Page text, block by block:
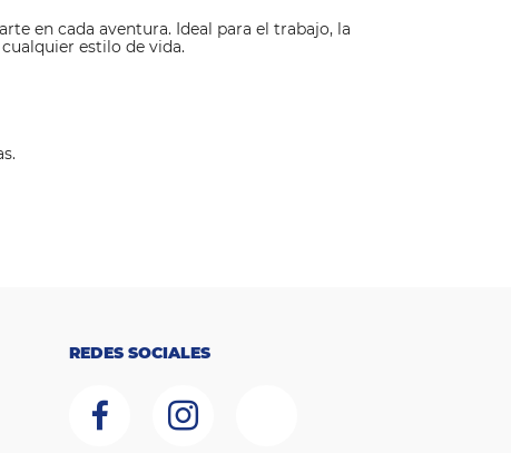
en cada aventura. Ideal para el trabajo, la
estilo de vida.
REDES SOCIALES